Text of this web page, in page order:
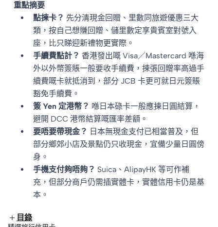
重點摘要
點揀卡？ 先分清現金回贈、里數同旅遊優惠三大
類，按自己想賺回贈、儲里數定享貴賓室對號入
座，比只睇迎新禮物更實際。
手續費點計？ 香港發出嘅 Visa／Mastercard 喺海
外以外幣簽賬一般要收手續費，揀張回贈率高過手
續費嘅卡就抵消到，部分 JCB 卡更可就日元簽賬
豁免手續費。
簽 Yen 定港幣？ 喺日本碌卡一般應揀日圓結算，
避開 DCC 港幣結算嘅匯率差額。
要唔要帶現金？ 日本無現金支付已相當普及，但
部分鄉郊小店及景點仍只收現金，宜備少量日圓傍
身。
手機支付夠唔夠？ Suica、AlipayHK 等可作補
充，但部分商戶仍需插實體卡，實體信用卡仍是基
本。
目錄